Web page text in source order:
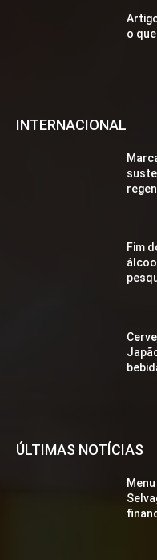
o
INTERNACIONAL
Fim
ÚLTIMAS NOTÍCIAS